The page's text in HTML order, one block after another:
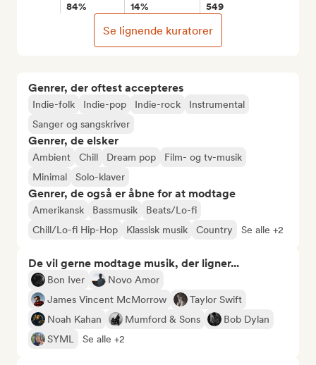
Genrer, der oftest accepteres
Indie-folk Indie-pop Indie-rock
Instrumental
Sanger og sangskriver
Genrer, de elsker
Ambient Chill Dream pop
Film- og tv-musik
Minimal
Solo-klaver
Genrer, de også er åbne for at modtage
Amerikansk Bassmusik
Beats/Lo-fi
Chill/Lo-fi Hip-Hop
Klassisk musik Country Se alle +2
De vil gerne modtage musik, der ligner...
Bon Iver
Novo Amor
James Vincent McMorrow
Taylor Swift
Noah Kahan
Mumford & Sons
Bob Dylan
SYML
Se alle +2
84% 14% 549
Se lignende kuratorer